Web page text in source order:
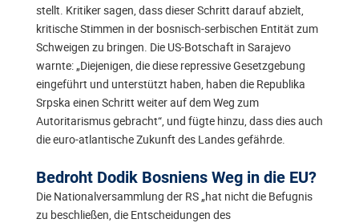
stellt. Kritiker sagen, dass dieser Schritt darauf abzielt,
kritische Stimmen in der bosnisch-serbischen Entität zum
Schweigen zu bringen. Die US-Botschaft in Sarajevo
warnte: „Diejenigen, die diese repressive Gesetzgebung
eingeführt und unterstützt haben, haben die Republika
Srpska einen Schritt weiter auf dem Weg zum
Autoritarismus gebracht“, und fügte hinzu, dass dies auch
die euro-atlantische Zukunft des Landes gefährde.
Bedroht Dodik Bosniens Weg in die EU?
Die Nationalversammlung der RS „hat nicht die Befugnis
zu beschließen, die Entscheidungen des